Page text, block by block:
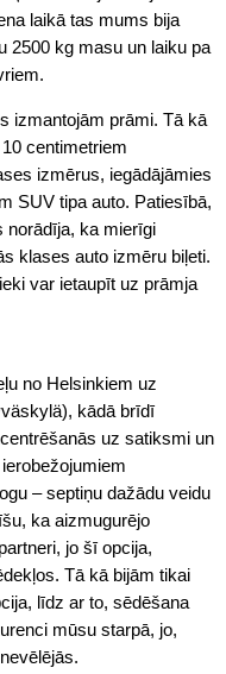
laikā tas mums bija
2500 kg masu un laiku pa
izmantojām prāmi. Tā kā
centimetriem
izmērus, iegādājāmies
SUV tipa auto. Patiesībā,
norādīja, ka mierīgi
klases auto izmēru biļeti.
var ietaupīt uz prāmja
no Helsinkiem uz
kādā brīdī
uz satiksmi un
– septiņu dažādu veidu
ka aizmugurējo
jo šī opcija,
Tā kā bijām tikai
līdz ar to, sēdēšana
mūsu starpā, jo,